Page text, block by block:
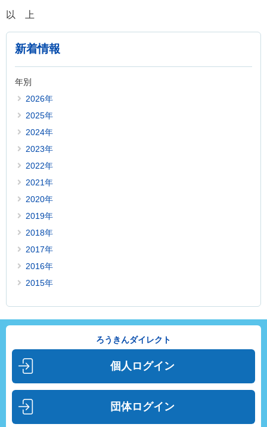
以 上
新着情報
年別
2026年
2025年
2024年
2023年
2022年
2021年
2020年
2019年
2018年
2017年
2016年
2015年
ろうきんダイレクト
個人ログイン
団体ログイン